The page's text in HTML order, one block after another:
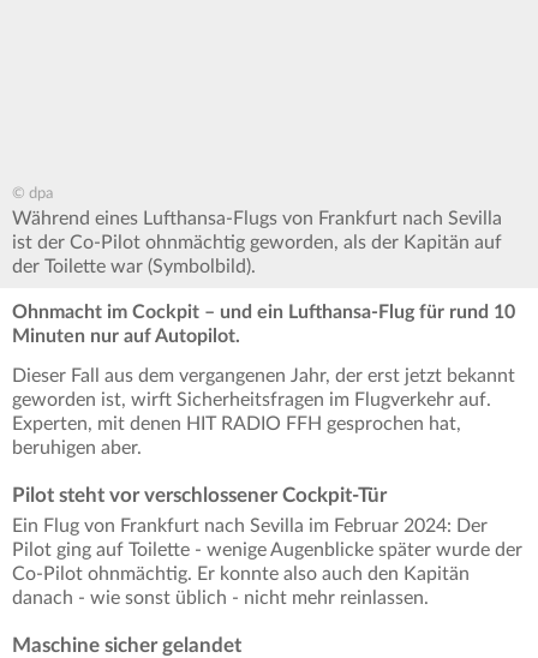
© dpa
Während eines Lufthansa-Flugs von Frankfurt nach Sevilla
ist der Co-Pilot ohnmächtig geworden, als der Kapitän auf
der Toilette war (Symbolbild).
Ohnmacht im Cockpit – und ein Lufthansa-Flug für rund 10
Minuten nur auf Autopilot.
Dieser Fall aus dem vergangenen Jahr, der erst jetzt bekannt
geworden ist, wirft Sicherheitsfragen im Flugverkehr auf.
Experten, mit denen HIT RADIO FFH gesprochen hat,
beruhigen aber.
Pilot steht vor verschlossener Cockpit-Tür
Ein Flug von Frankfurt nach Sevilla im Februar 2024: Der
Pilot ging auf Toilette - wenige Augenblicke später wurde der
Co-Pilot ohnmächtig. Er konnte also auch den Kapitän
danach - wie sonst üblich - nicht mehr reinlassen.
Maschine sicher gelandet